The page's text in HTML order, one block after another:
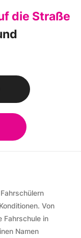
die Straße
Von
Fahrschule in
Namen